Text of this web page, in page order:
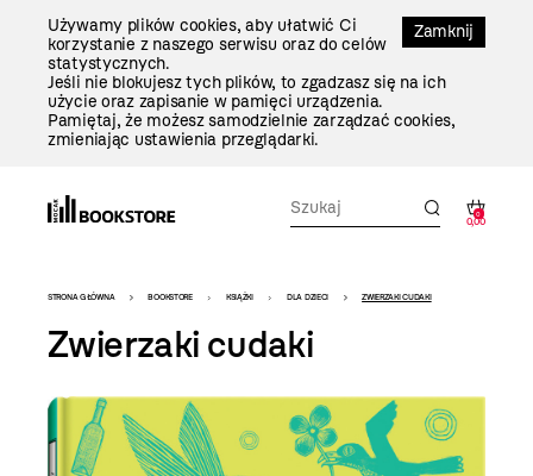
Zamknij
Używamy plików cookies, aby ułatwić Ci
korzystanie z naszego serwisu oraz do celów
statystycznych.
Jeśli nie blokujesz tych plików, to zgadzasz się na ich
użycie oraz zapisanie w pamięci urządzenia.
Pamiętaj, że możesz samodzielnie zarządzać cookies,
zmieniając ustawienia przeglądarki.
0
0,00
Bookstore
-
szablon
szczegóły
STRONA GŁÓWNA BOOKSTORE KSIĄŻKI DLA DZIECI ZWIERZAKI CUDAKI
Zwierzaki cudaki